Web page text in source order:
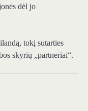
dėl jo
tokį sutarties
skyrių „partneriai“.